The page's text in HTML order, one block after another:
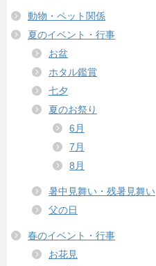
動物・ペット関係
夏のイベント・行事
お盆
ホタル鑑賞
七夕
夏のお祭り
6月
7月
8月
暑中見舞い・残暑見舞い
父の日
春のイベント・行事
お花見